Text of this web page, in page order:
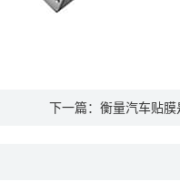
下一篇： 衡量汽车贴